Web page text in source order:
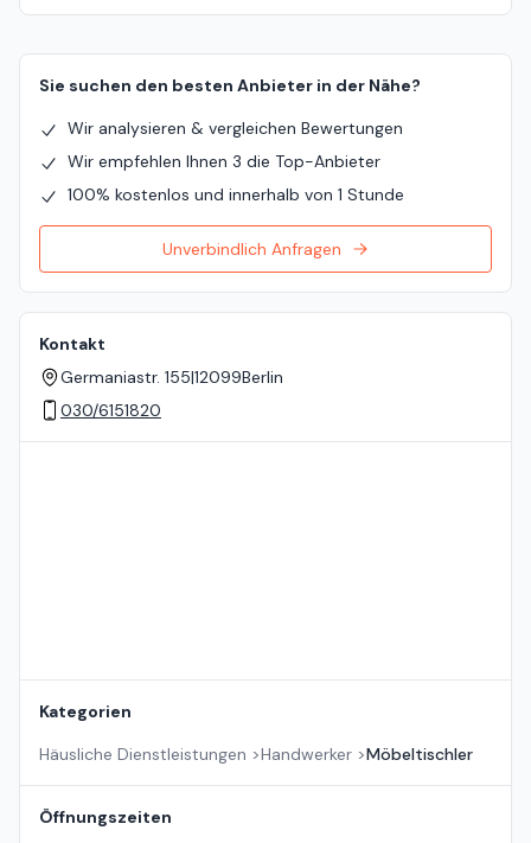
Sie suchen den besten Anbieter in der Nähe?
Wir analysieren & vergleichen Bewertungen
Wir empfehlen Ihnen 3 die Top-Anbieter
100% kostenlos und innerhalb von 1 Stunde
Unverbindlich Anfragen
Kontakt
Germaniastr. 155|12099Berlin
030/6151820
Kategorien
Häusliche Dienstleistungen >Handwerker >Möbeltischler
Öffnungszeiten